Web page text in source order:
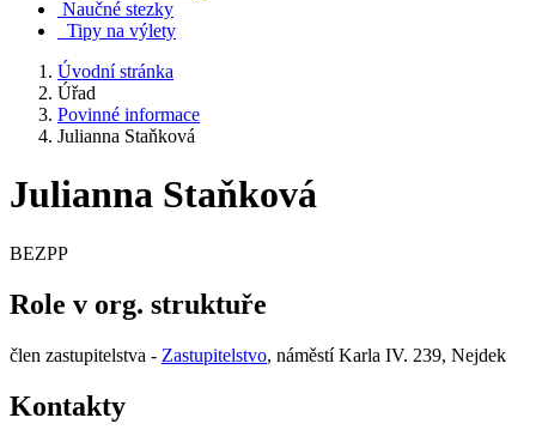
Naučné stezky
Tipy na výlety
Úvodní stránka
Úřad
Povinné informace
Julianna Staňková
Julianna Staňková
BEZPP
Role v org. struktuře
člen zastupitelstva - Zastupitelstvo, náměstí Karla IV. 239, Nejdek
Kontakty